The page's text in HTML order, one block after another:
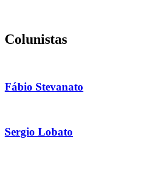
Colunistas
Fábio Stevanato
Sergio Lobato